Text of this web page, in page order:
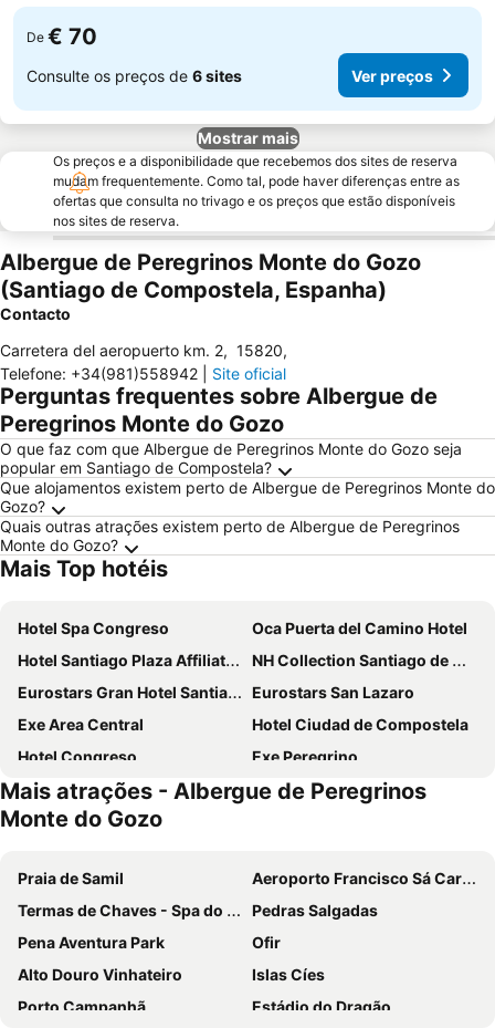
De € 70
Consulte os preços de 6 sites Ver preços
Mostrar mais
Os preços e a disponibilidade que recebemos dos sites de reserva
mudam frequentemente. Como tal, pode haver diferenças entre as
ofertas que consulta no trivago e os preços que estão disponíveis
nos sites de reserva.
Albergue de Peregrinos Monte do Gozo
(Santiago de Compostela, Espanha)
Contacto
Carretera del aeropuerto km. 2, 15820,
Telefone: +34(981)558942 Site oficial
Perguntas frequentes sobre Albergue de
Peregrinos Monte do Gozo
O que faz com que Albergue de Peregrinos Monte do Gozo seja
popular em Santiago de Compostela?
Que alojamentos existem perto de Albergue de Peregrinos Monte do
Gozo?
Quais outras atrações existem perto de Albergue de Peregrinos
Monte do Gozo?
Mais Top hotéis
Hotel Spa Congreso
Oca Puerta del Camino Hotel
Hotel Santiago Plaza Affiliated by Meliá
NH Collection Santiago de Compostela
Eurostars Gran Hotel Santiago
Eurostars San Lazaro
Exe Area Central
Hotel Ciudad de Compostela
Hotel Congreso
Exe Peregrino
B&B HOTEL Santiago Milladoiro
Hotel Lux Santiago
Eurostars Araguaney
Hotel Alda Avenida
Hotel Santiago Apostol
Nest Style Santiago ex Maycar
Hotel Faranda Los Tilos, Ascend Hotel Collection
Parador de Santiago - Hostal Reis Catolicos
Hotel Universal
Hotel Scala
Hotel Capital de Galicia
Hotel Gelmírez
Hotel Balneario de Compostela
Mais atrações - Albergue de Peregrinos
Monte do Gozo
Praia de Samil
Aeroporto Francisco Sá Carneiro
Termas de Chaves - Spa do Imperador
Pedras Salgadas
Pena Aventura Park
Ofir
Alto Douro Vinhateiro
Islas Cíes
Porto Campanhã
Estádio do Dragão